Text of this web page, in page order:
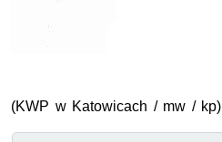
(KWP w Katowicach / mw / kp)